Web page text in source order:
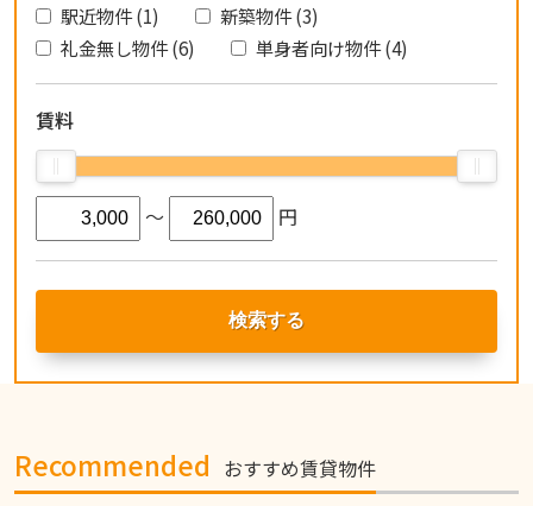
駅近物件 (1)
新築物件 (3)
礼金無し物件 (6)
単身者向け物件 (4)
賃料
〜 円
Recommended おすすめ賃貸物件